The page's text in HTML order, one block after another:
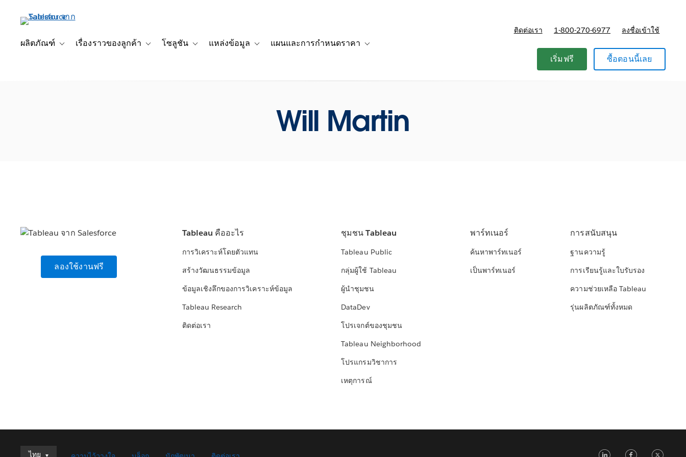
เนื้อหาผลิตภัณฑ์
Toggle sub-navigation for ผลิตภัณฑ์
เรื่องราวของลูกค้า
Toggle sub-navigation for เรื่องราวของลูกค้า
โซลูชัน
Toggle sub-navigation for โซลูชัน
แหล่งข้อมูล แผนและการกำหนดราคา
ติดต่อเรา 1-800-270-6977 ลงชื่อเข้าใช้
เริ่มฟรี ซื้อตอนนี้เลย
Will Martin
ลองใช้งานฟรี
Tableau คืออะไร
การวิเคราะห์โดยตัวแทน
สร้างวัฒนธรรมข้อมูล
ข้อมูลเชิงลึกของการวิเคราะห์ข้อมูล
Tableau Research
ติดต่อเรา
ชุมชน Tableau
Tableau Public
กลุ่มผู้ใช้ Tableau
ผู้นำชุมชน
DataDev
โปรเจกต์ของชุมชน
Tableau Neighborhood
โปรแกรมวิชาการ
เหตุการณ์
พาร์ทเนอร์
ค้นหาพาร์ทเนอร์
เป็นพาร์ทเนอร์
การสนับสนุน
ฐานความรู้
การเรียนรู้และใบรับรอง
ความช่วยเหลือ Tableau
รุ่นผลิตภัณฑ์ทั้งหมด
ไทย
ไทย